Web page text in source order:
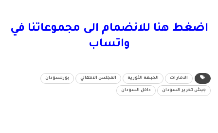
اضغط هنا للانضمام الى مجموعاتنا في
واتساب
الامارات الجبهة الثورية المجلس الانتقالي بورتسودان
جيش تحرير السودان داخل السودان